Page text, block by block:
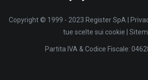
Copyright © 1999 - 2023 Register SpA |
tue scelte sui cookie
Partita IVA & Codice Fiscale: